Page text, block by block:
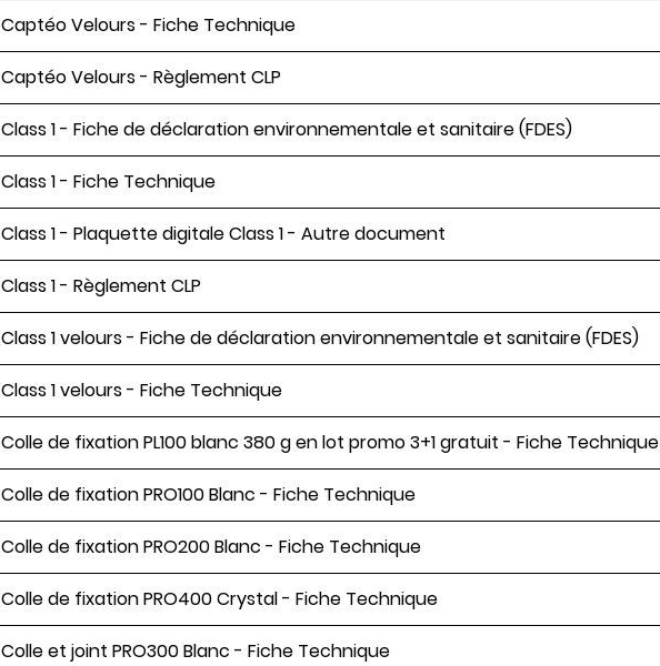
Captéo Velours - Fiche Technique
Captéo Velours - Règlement CLP
Class 1 - Fiche de déclaration environnementale et sanitaire (FDES)
Class 1 - Fiche Technique
Class 1 - Plaquette digitale Class 1 - Autre document
Class 1 - Règlement CLP
Class 1 velours - Fiche de déclaration environnementale et sanitaire (FDES)
Class 1 velours - Fiche Technique
Colle de fixation PL100 blanc 380 g en lot promo 3+1 gratuit - Fiche Technique
Colle de fixation PRO100 Blanc - Fiche Technique
Colle de fixation PRO200 Blanc - Fiche Technique
Colle de fixation PRO400 Crystal - Fiche Technique
Colle et joint PRO300 Blanc - Fiche Technique